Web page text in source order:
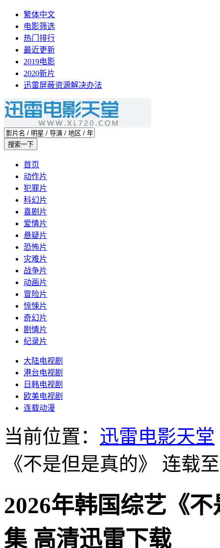
繁体中文
电影筛选
热门排行
最近更新
2019电影
2020新片
迅雷屏蔽资源解决办法
首页
动作片
犯罪片
科幻片
喜剧片
爱情片
悬疑片
恐怖片
灾难片
战争片
动画片
冒险片
惊悚片
奇幻片
剧情片
纪录片
大陆电视剧
港台电视剧
日韩电视剧
欧美电视剧
连载动漫
当前位置： 迅雷电影天堂
《不是但是真的》 连载
2026年韩国综艺《
集 高清迅雷下载